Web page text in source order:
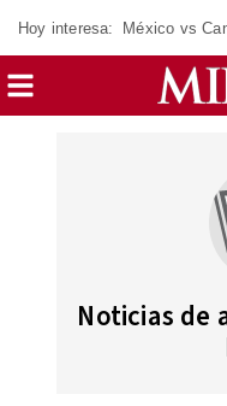
Hoy interesa: México vs
Noticias de